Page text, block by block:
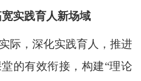
实践育人新场域
际，深化实践育人，推进
的有效衔接，构建“理论